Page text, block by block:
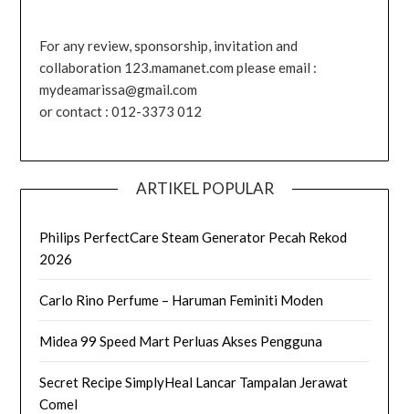
For any review, sponsorship, invitation and
collaboration 123.mamanet.com please email :
mydeamarissa@gmail.com
or contact : 012-3373 012
ARTIKEL POPULAR
Philips PerfectCare Steam Generator Pecah Rekod
2026
Carlo Rino Perfume – Haruman Feminiti Moden
Midea 99 Speed Mart Perluas Akses Pengguna
Secret Recipe SimplyHeal Lancar Tampalan Jerawat
Comel